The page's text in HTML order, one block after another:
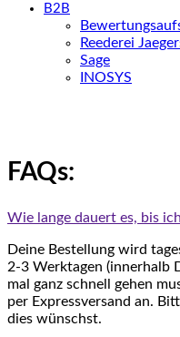
B2B
Reederei
Sage
INOSYS
FAQs:
Wie lange dauert es, bis
Deine Bestellung wird
2-3 Werktagen (innerhalb
mal ganz schnell gehen
per Expressversand an.
dies wünschst.